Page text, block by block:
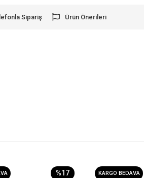
Sipariş Ürün Önerileri
%17 KARGO BEDAVA